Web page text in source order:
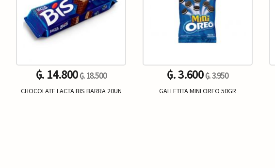
₲. 14.800₲. 18.500
CHOCOLATE LACTA BIS BARRA 20UN
₲. 3.600₲. 3.950
GALLETITA MINI OREO 50GR